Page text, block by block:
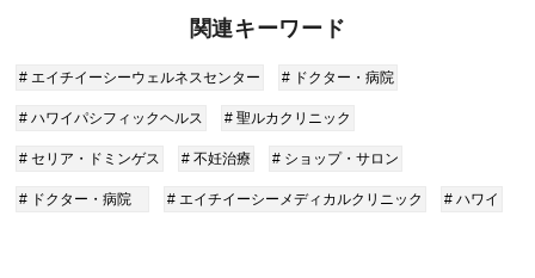
関連キーワード
# エイチイーシーウェルネスセンター # ドクター・病院
# ハワイパシフィックヘルス # 聖ルカクリニック
# セリア・ドミンゲス # 不妊治療 # ショップ・サロン
# ドクター・病院 # エイチイーシーメディカルクリニック # ハワイ